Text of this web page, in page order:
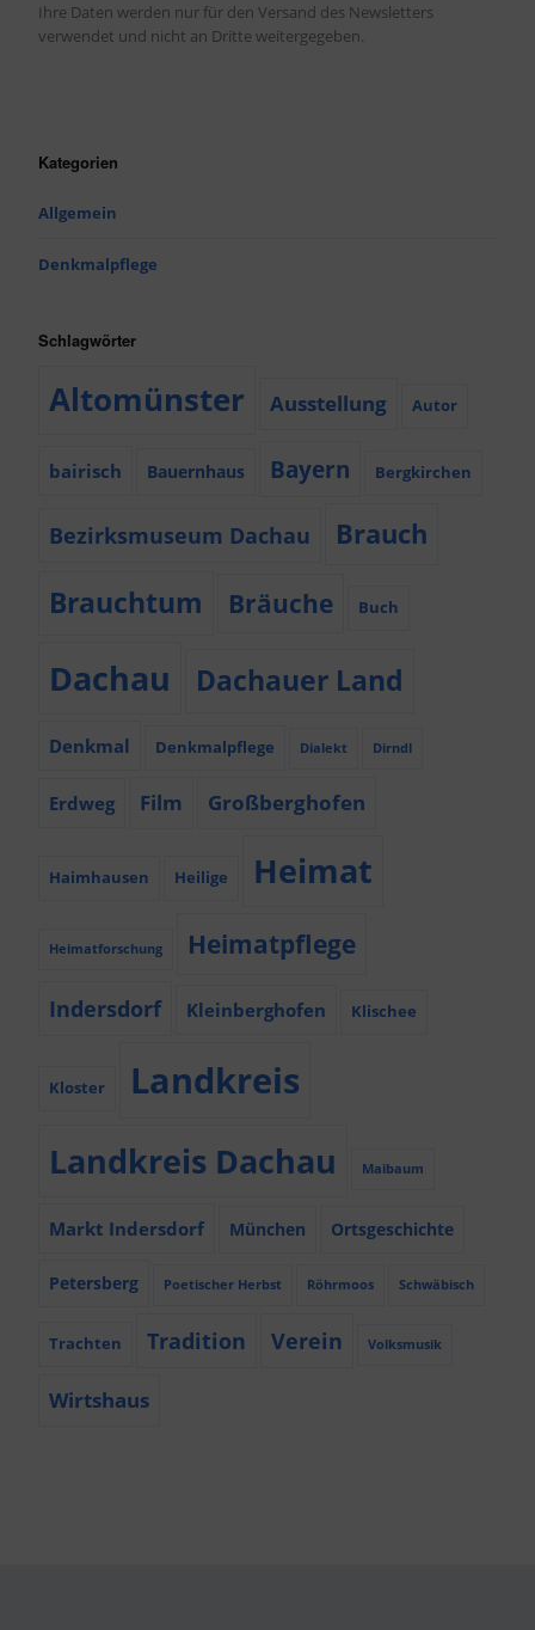
Ihre Daten werden nur für den Versand des Newsletters
verwendet und nicht an Dritte weitergegeben.
Kategorien
Allgemein
Denkmalpflege
Schlagwörter
Altomünster Ausstellung Autor
bairisch Bauernhaus Bayern Bergkirchen
Bezirksmuseum Dachau Brauch
Brauchtum Bräuche Buch
Dachau Dachauer Land
Denkmal Denkmalpflege Dialekt Dirndl
Erdweg Film Großberghofen
Haimhausen Heilige Heimat
Heimatforschung Heimatpflege
Indersdorf Kleinberghofen Klischee
Kloster Landkreis
Landkreis Dachau Maibaum
Markt Indersdorf München Ortsgeschichte
Petersberg Poetischer Herbst Röhrmoos Schwäbisch
Trachten Tradition Verein Volksmusik
Wirtshaus